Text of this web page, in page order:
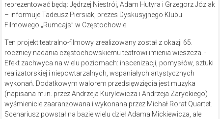
reprezentować będą: Jędrzej Niestrój, Adam Hutyra i Grzegorz Józiak
– informuje Tadeusz Piersiak, prezes Dyskusyjnego Klubu
Filmowego „Rumcajs” w Częstochowie.
Ten projekt teatralno-filmowy zrealizowany został z okazji 65.
rocznicy nadania częstochowskiemu teatrowi imienia wieszcza. -
Efekt zachwyca na wielu poziomach: inscenizacji, pomysłów, sztuki
realizatorskiej i niepowtarzalnych, wspaniałych artystycznych
wykonań. Dodatkowym walorem przedsięwzięcia jest muzyka
(napisana m.in. przez Andrzeja Kurylewicza i Andrzeja Zaryckiego)
wyśmienicie zaaranżowana i wykonana przez Michał Rorat Quartet.
Scenariusz powstał na bazie wielu dzieł Adama Mickiewicza, ale